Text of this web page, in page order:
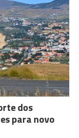
dos
para novo